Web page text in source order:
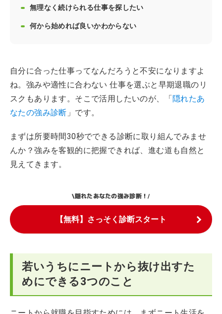
無理なく続けられる仕事を探したい
何から始めれば良いかわからない
自分に合った仕事ってなんだろうと不安になりますよ
ね。強みや適性に合わない 仕事を選ぶと早期退職のリ
スクもあります。そこで活用したいのが、「隠れたあ
なたの強み診断 」です。
まずは所要時間30秒でできる診断に取り組んでみませ
んか？強みを客観的に把握できれば、進む道も自然と
見えてきます。
\隠れたあなたの強み診断！/
【無料】さっそく診断スタート
若いうちにニートから抜け出すた
めにできる3つのこと